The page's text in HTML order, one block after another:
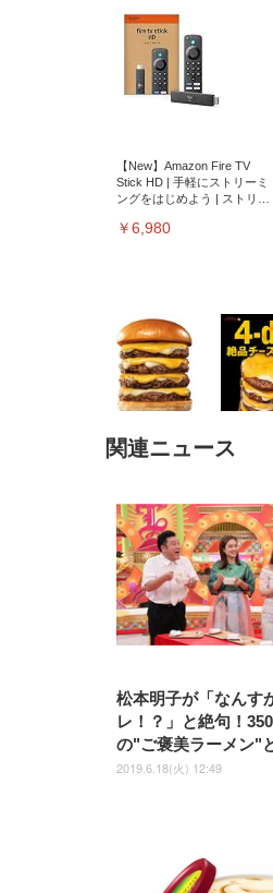
【New】Amazon Fire TV
Stick HD | 手軽にストリーミ
ングをはじめよう | ストリー
￥6,980
子 テレワーク 疲れない 跳ね
上げ式アームレスト コンパ
ト 約105度ロッキング pc 事
椅子 360度回転 座面昇降 強
ナイロン樹脂ベース 通気性
ッシュ 在宅ワーク H-
WY01(黒網+黒枠+黒足)
￥5,699
EV3240X-WT | 31.5型4K
UHD・USB Type-C・ホワイ
ト
￥105,595
ーツ 薄型 レギュラー 1回使
捨て 無香料 ホワイト 300枚
￥3,373
関連ニュース
松本明子が「なんす
レ！？」と絶句！
の"ご褒美ラーメン"
2019.6.18(火) 12:49